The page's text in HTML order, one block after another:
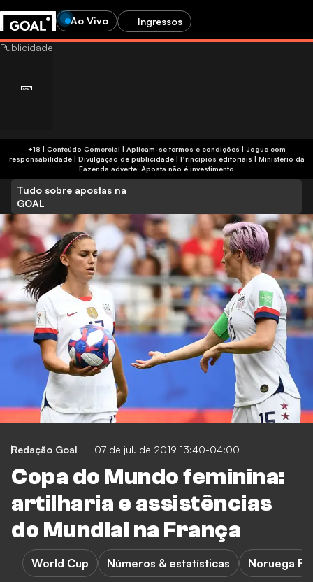
Ao Vivo Ingressos
+18 | Conteúdo Comercial | Aplicam-se termos e condições | Jogue com
responsabilidade| Divulgação de publicidade| Princípios editoriais | Ministério da
Fazenda adverte: Aposta não é investimento
Tudo sobre apostas na
GOAL
Redação Goal 07 de jul. de 2019 13:40-04:00
Copa do Mundo feminina:
artilharia e assistências
do Mundial na França
World Cup Números & estatísticas Noruega F